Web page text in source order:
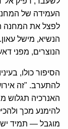
העמידה של
לפצל את המחנה
הנשיא, מישל
הנוצרים, מפני
הסיפור כולו,
להתערב. "זה
האנרכיה תגלוש
להימנע מכך
מוגבל — תמיד